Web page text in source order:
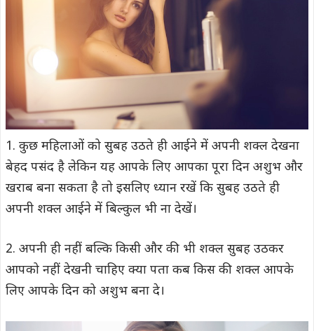
1. कुछ महिलाओं को सुबह उठते ही आईने में अपनी शक्ल देखना
बेहद पसंद है लेकिन यह आपके लिए आपका पूरा दिन अशुभ और
खराब बना सकता है तो इसलिए ध्यान रखें कि सुबह उठते ही
अपनी शक्ल आईने में बिल्कुल भी ना देखें।
2. अपनी ही नहीं बल्कि किसी और की भी शक्ल सुबह उठकर
आपको नहीं देखनी चाहिए क्या पता कब किस की शक्ल आपके
लिए आपके दिन को अशुभ बना दे।